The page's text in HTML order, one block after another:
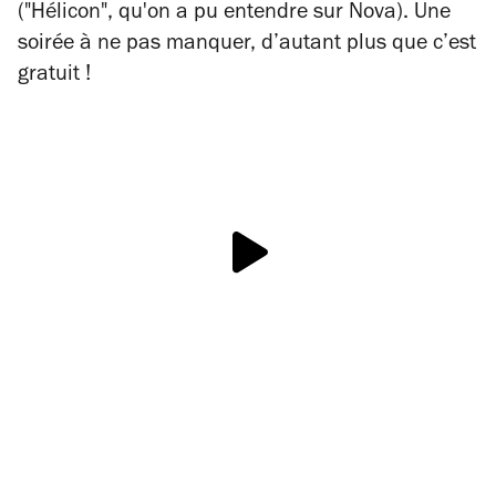
("Hélicon", qu'on a pu entendre sur Nova). Une
soirée à ne pas manquer, d’autant plus que c’est
gratuit !